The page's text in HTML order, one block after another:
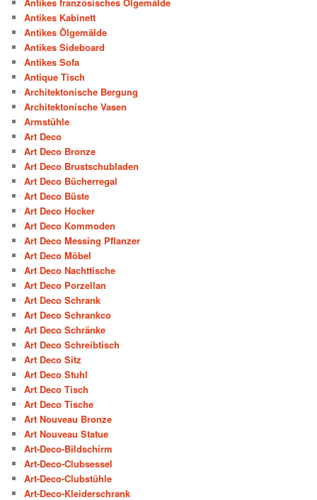
Antikes Kabinett
Antikes Ölgemälde
Antikes Sideboard
Antikes Sofa
Antique Tisch
Architektonische Bergung
Architektonische Vasen
Armstühle
Art Deco
Art Deco Bronze
Art Deco Brustschubladen
Art Deco Bücherregal
Art Deco Büste
Art Deco Hocker
Art Deco Kommoden
Art Deco Messing Pflanzer
Art Deco Möbel
Art Deco Nachttische
Art Deco Porzellan
Art Deco Schrank
Art Deco Schrankco
Art Deco Schränke
Art Deco Schreibtisch
Art Deco Sitz
Art Deco Stuhl
Art Deco Tisch
Art Deco Tische
Art Nouveau Bronze
Art Nouveau Statue
Art-Deco-Bildschirm
Art-Deco-Clubsessel
Art-Deco-Clubstühle
Art-Deco-Kleiderschrank